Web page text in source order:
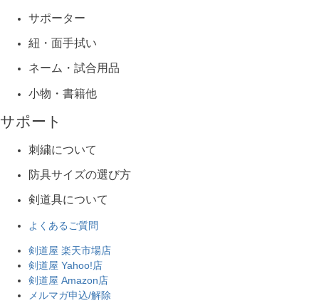
サポーター
紐・面手拭い
ネーム・試合用品
小物・書籍他
サポート
刺繍について
防具サイズの選び方
剣道具について
よくあるご質問
剣道屋 楽天市場店
剣道屋 Yahoo!店
剣道屋 Amazon店
メルマガ申込/解除